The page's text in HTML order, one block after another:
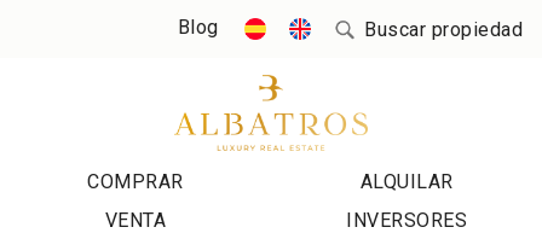
Buscar propiedad
Blog
COMPRAR
ALQUILAR
VENTA
INVERSORES